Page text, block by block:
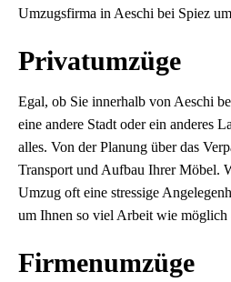
Umzugsfirma in Aeschi bei Spiez
Privatumzüge
Egal, ob Sie innerhalb von Aeschi
eine andere Stadt oder ein anderes
alles. Von der Planung über das
Transport und Aufbau Ihrer Möbel.
Umzug oft eine stressige
um Ihnen so viel Arbeit wie möglich
Firmenumzüge